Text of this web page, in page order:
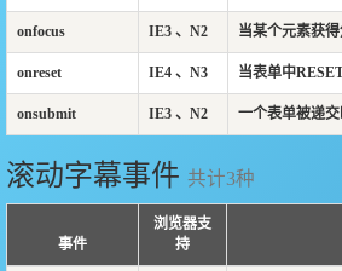
onfocus IE3 、N2 当某个元素获
onreset IE4 、N3 当表单中
onsubmit IE3 、N2 一个表单被递
滚动字幕事件 共计3种
事件
浏览器支
持